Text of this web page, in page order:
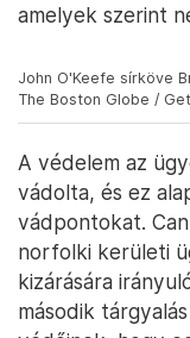
amelyek szerint